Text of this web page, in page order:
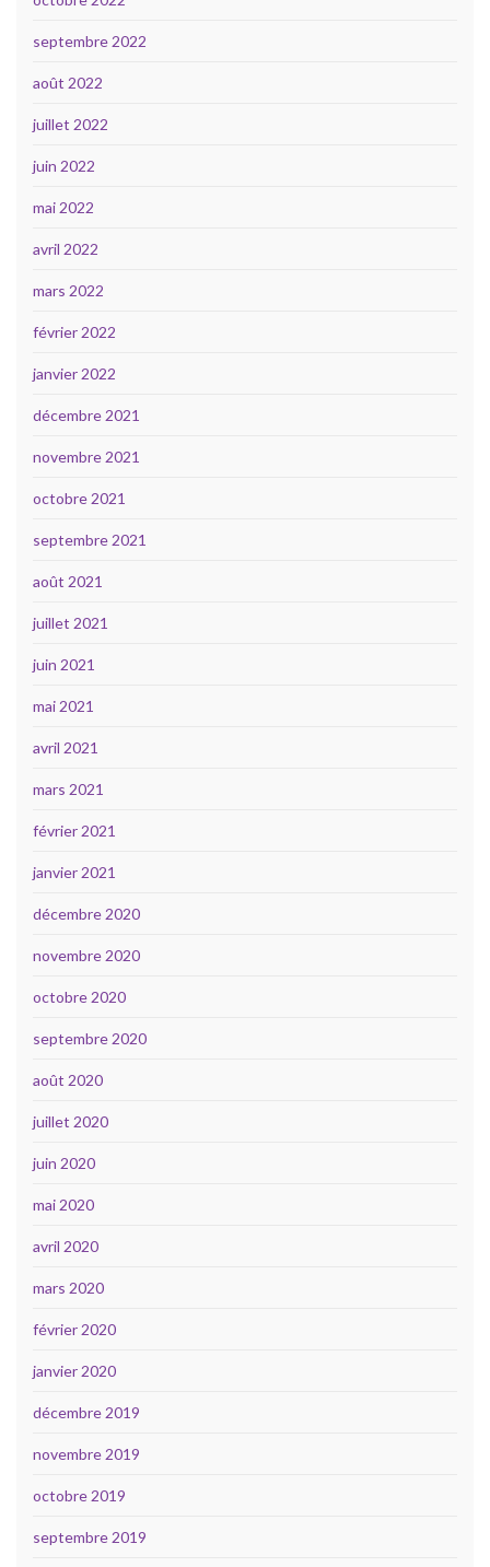
septembre 2022
août 2022
juillet 2022
juin 2022
mai 2022
avril 2022
mars 2022
février 2022
janvier 2022
décembre 2021
novembre 2021
octobre 2021
septembre 2021
août 2021
juillet 2021
juin 2021
mai 2021
avril 2021
mars 2021
février 2021
janvier 2021
décembre 2020
novembre 2020
octobre 2020
septembre 2020
août 2020
juillet 2020
juin 2020
mai 2020
avril 2020
mars 2020
février 2020
janvier 2020
décembre 2019
novembre 2019
octobre 2019
septembre 2019